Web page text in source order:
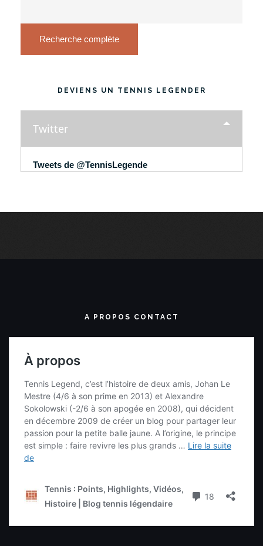
Recherche complète
DEVIENS UN TENNIS LEGENDER
Twitter
Tweets de @TennisLegende
A PROPOS CONTACT